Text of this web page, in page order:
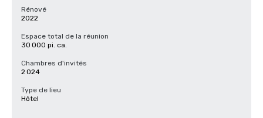
Rénové
2022
Espace total de la réunion
30 000 pi. ca.
Chambres d'invités
2 024
Type de lieu
Hôtel